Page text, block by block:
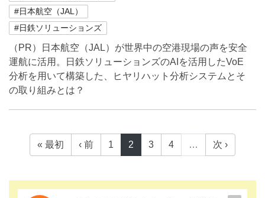
#日本航空（JAL）
#日鉄ソリューションズ
（PR）日本航空（JAL）が世界中の空港現場の声を安全
運航に活用。日鉄ソリューションズのAIを活用したVoE
分析を用いて構築した、ヒヤリハット分析システムとそ
の取り組みとは？
« 最初 ‹ 前 1 2 3 4 … 次 ›